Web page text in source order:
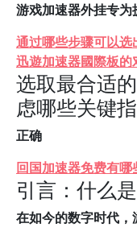
游戏加速器外挂专
通过哪些步骤可以
迅遊加速器國際板的
选取最合适
虑哪些关键
正确
回国加速器免费有哪
引言：什么
在如今的数字时代